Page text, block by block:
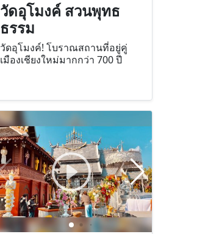
วัดอุโมงค์ สวนพุทธ
ธรรม
วัดอุโมงค์! โบราณสถานที่อยู่คู่
เมืองเชียงใหม่มากกว่า 700 ปี